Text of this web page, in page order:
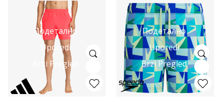
Подетално
Uporedi
Brzi Pregled
Подетално
Uporedi
Brzi Pregled